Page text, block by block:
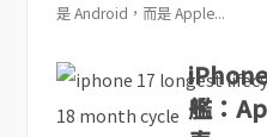
是 Android，而是 Apple...
艦：